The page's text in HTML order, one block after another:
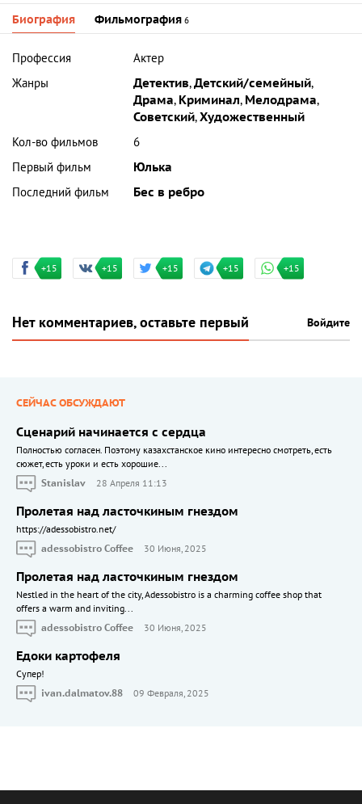
Биография Фильмография 6
Профессия
Актер
Жанры
Детектив,Детский/семейный,
Драма, Криминал, Мелодрама,
Советский,Художественный
Кол-во фильмов
6
Первый фильм
Юлька
Последний фильм
Бес в ребро
+15 +15 +15 +15 +15
Нет комментариев, оставьте первый Войдите
СЕЙЧАС ОБСУЖДАЮТ
Сценарий начинается с сердца
Полностью согласен. Поэтому казахстанское кино интересно смотреть, есть
сюжет, есть уроки и есть хорошие...
Stanislav
28 Апреля 11:13
Пролетая над ласточкиным гнездом
https://adessobistro.net/
adessobistro Coffee
30 Июня, 2025
Пролетая над ласточкиным гнездом
Nestled in the heart of the city, Adessobistro is a charming coffee shop that
offers a warm and inviting...
adessobistro Coffee
30 Июня, 2025
Едоки картофеля
Cупер!
ivan.dalmatov.88
09 Февраля, 2025